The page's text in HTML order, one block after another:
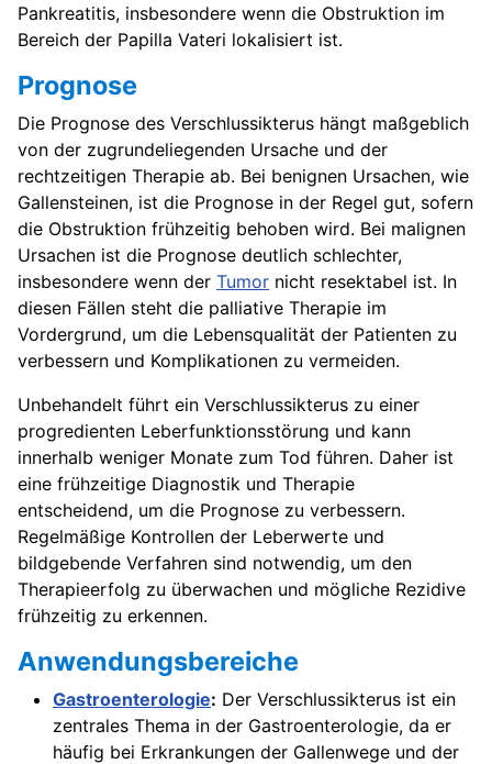
Pankreatitis, insbesondere wenn die Obstruktion im
Bereich der Papilla Vateri lokalisiert ist.
Prognose
Die Prognose des Verschlussikterus hängt maßgeblich
von der zugrundeliegenden Ursache und der
rechtzeitigen Therapie ab. Bei benignen Ursachen, wie
Gallensteinen, ist die Prognose in der Regel gut, sofern
die Obstruktion frühzeitig behoben wird. Bei malignen
Ursachen ist die Prognose deutlich schlechter,
insbesondere wenn der Tumor nicht resektabel ist. In
diesen Fällen steht die palliative Therapie im
Vordergrund, um die Lebensqualität der Patienten zu
verbessern und Komplikationen zu vermeiden.
Unbehandelt führt ein Verschlussikterus zu einer
progredienten Leberfunktionsstörung und kann
innerhalb weniger Monate zum Tod führen. Daher ist
eine frühzeitige Diagnostik und Therapie
entscheidend, um die Prognose zu verbessern.
Regelmäßige Kontrollen der Leberwerte und
bildgebende Verfahren sind notwendig, um den
Therapieerfolg zu überwachen und mögliche Rezidive
frühzeitig zu erkennen.
Anwendungsbereiche
Gastroenterologie: Der Verschlussikterus ist ein
zentrales Thema in der Gastroenterologie, da er
häufig bei Erkrankungen der Gallenwege und der